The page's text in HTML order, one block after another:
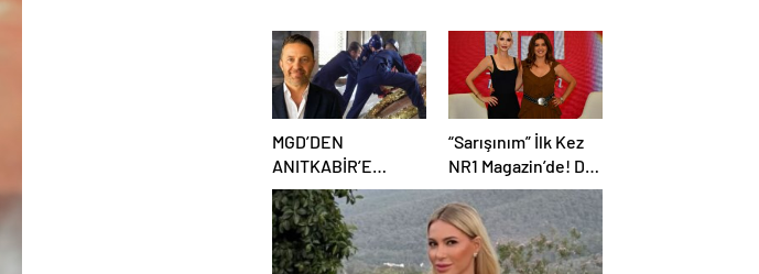
MGD’DEN
ANITKABİR’E
ANLAMLI ZİYARET
“Sarışınım” İlk Kez
NR1 Magazin’de! Dila
Kalafatoğlu’ndan
Yazın En İddialı
Yorumu